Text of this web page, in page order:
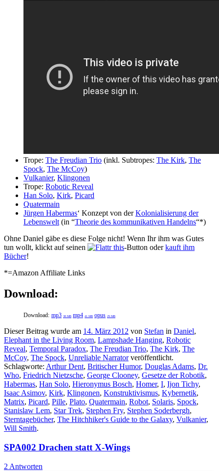
Trope: The Freudian Trio (inkl. Subtropes: The Kirk, The
Spock, The McCoy)
Vulkanier, Klingonen
Trope: Robotic Reveal
Han Solo, Kirk, Picard
Quatermain
Jürgen Habermas‘ Konzept von derKolonialisierung der
Lebenswelt (in “Theorie des kommunikativen Handelns“*)
Ohne Daniel gäbe es diese Folge nicht! Wenn Ihr ihm was Gutes
tun wollt, klickt auf seinen
-Button oderkauft ihm
Bücher!
*=Amazon Affiliate Links
Download:
Download: mp3 38 MB mp4 41 MB opus 29 MB
Dieser Beitrag wurde am 14. März 2012 von Stefan in Daniel,
Elephant in the Living Room, Lampshade Hanging, Robotic
Reveal, Temporal Paradox, The Freudian Trio, The Kirk, The
McCoy, The Spock, Unreliable Narratorveröffentlicht.
Schlagworte: Arthur Dent, Britischer Humor, Douglas Adams, Dr.
Who, Friedrich Nietzsche, George Clooney, Gesetze der Robotik,
Habermas, Han Solo, Hieronymus Bosch, Homer, I, Ijon Tichy,
Isaac Asimov, Kirk, Klingonen, Konstruktivismus, Kybernetik,
Matrix, Picard, Pille, Plato, Quatermain, Robot, Solaris, Spock,
Stanislaw Lem, Star Trek, Stephen Fry, Stephen Soderbergh,
Sterntagebücher, The Hitchhiker's Guide to the Galaxy, Vulkanier,
Will Smith.
SPA002 Drachen statt X-Wings
2 Antworten